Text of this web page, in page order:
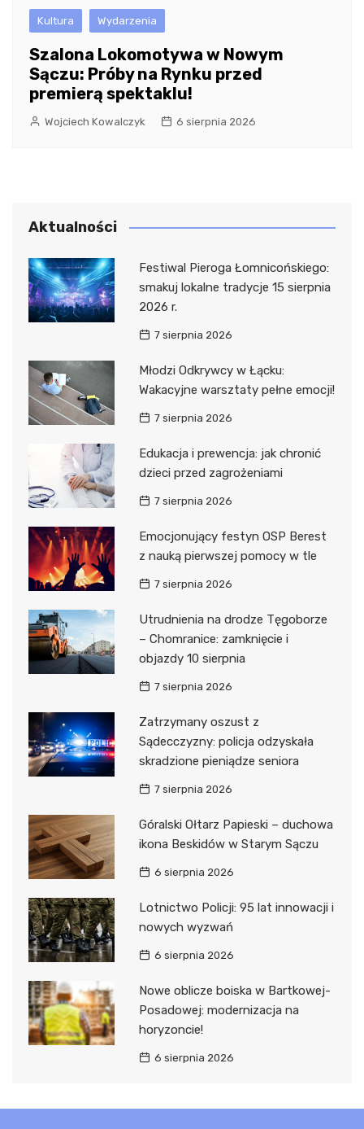
Kultura Wydarzenia
Szalona Lokomotywa w Nowym
Sączu: Próby na Rynku przed
premierą spektaklu!
Wojciech Kowalczyk 6 sierpnia 2026
Aktualności
Festiwal Pieroga Łomnicońskiego:
smakuj lokalne tradycje 15 sierpnia
2026 r.
7 sierpnia 2026
Młodzi Odkrywcy w Łącku:
Wakacyjne warsztaty pełne emocji!
7 sierpnia 2026
Edukacja i prewencja: jak chronić
dzieci przed zagrożeniami
7 sierpnia 2026
Emocjonujący festyn OSP Berest
z nauką pierwszej pomocy w tle
7 sierpnia 2026
Utrudnienia na drodze Tęgoborze
– Chomranice: zamknięcie i
objazdy 10 sierpnia
7 sierpnia 2026
Zatrzymany oszust z
Sądecczyzny: policja odzyskała
skradzione pieniądze seniora
7 sierpnia 2026
Góralski Ołtarz Papieski – duchowa
ikona Beskidów w Starym Sączu
6 sierpnia 2026
Lotnictwo Policji: 95 lat innowacji i
nowych wyzwań
6 sierpnia 2026
Nowe oblicze boiska w Bartkowej-
Posadowej: modernizacja na
horyzoncie!
6 sierpnia 2026